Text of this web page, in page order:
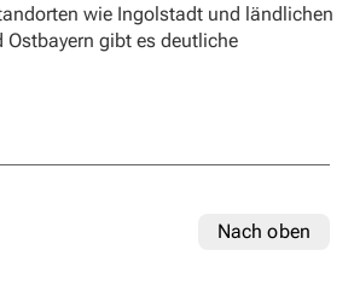
wie Ingolstadt und ländlichen
Ostbayern gibt es deutliche
Nach oben